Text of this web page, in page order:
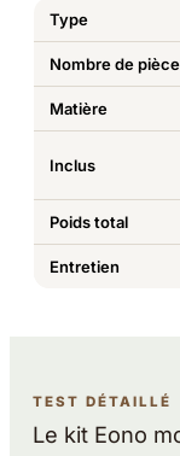
Type
Nombre de
Matière
Inclus
Poids total
Entretien
TEST DÉTAILLÉ
Le kit Eono